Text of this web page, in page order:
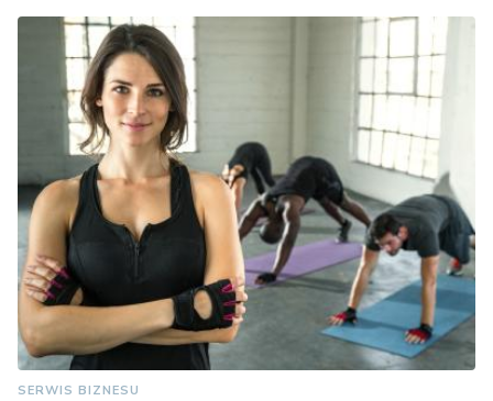
SERWIS BIZNESU